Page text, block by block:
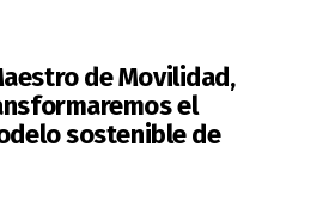
de Movilidad,
el
sostenible de